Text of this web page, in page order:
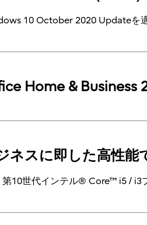
10 October 2020 Updateを
Home & Business
ネスに即した高性能
第10世代インテル® Core™ i5 / i3